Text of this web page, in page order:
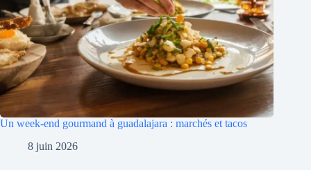
Un week-end gourmand à guadalajara : marchés et tacos
8 juin 2026